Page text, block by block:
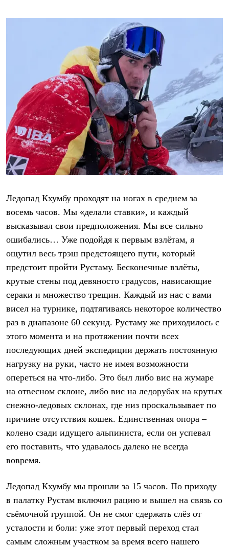
Ледопад Кхумбу проходят на ногах в среднем за
восемь часов. Мы «делали ставки», и каждый
высказывал свои предположения. Мы все сильно
ошибались… Уже подойдя к первым взлётам, я
ощутил весь трэш предстоящего пути, который
предстоит пройти Рустаму. Бесконечные взлёты,
крутые стены под девяносто градусов, нависающие
сераки и множество трещин. Каждый из нас с вами
висел на турнике, подтягиваясь некоторое количество
раз в диапазоне 60 секунд. Рустаму же приходилось с
этого момента и на протяжении почти всех
последующих дней экспедиции держать постоянную
нагрузку на руки, часто не имея возможности
опереться на что-либо. Это был либо вис на жумаре
на отвесном склоне, либо вис на ледорубах на крутых
снежно-ледовых склонах, где низ проскальзывает по
причине отсутствия кошек. Единственная опора –
колено сзади идущего альпиниста, если он успевал
его поставить, что удавалось далеко не всегда
вовремя.
Ледопад Кхумбу мы прошли за 15 часов. По приходу
в палатку Рустам включил рацию и вышел на связь со
съёмочной группой. Он не смог сдержать слёз от
усталости и боли: уже этот первый переход стал
самым сложным участком за время всего нашего